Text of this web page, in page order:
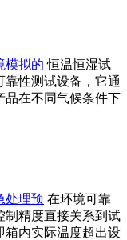
模拟的 恒温恒湿试
性测试设备，它通
品在不同气候条件下
处理预 在环境可靠
制精度直接关系到试
箱内实际温度超出设